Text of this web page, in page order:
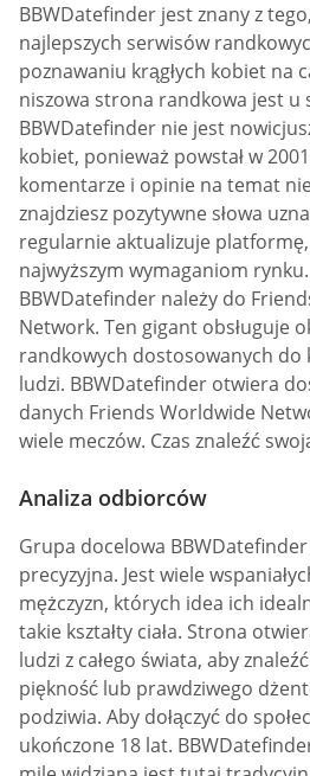
BBWDatefinder jest znany z
najlepszych serwisów
poznawaniu krągłych kobiet na
niszowa strona randkowa jest u
BBWDatefinder nie jest
kobiet, ponieważ powstał w
komentarze i opinie na temat
znajdziesz pozytywne słowa
regularnie aktualizuje
najwyższym wymaganiom
BBWDatefinder należy do
Network. Ten gigant obsługuje
randkowych dostosowanych
ludzi. BBWDatefinder otwiera
danych Friends Worldwide
wiele meczów. Czas znaleźć
Analiza odbiorców
Grupa docelowa
precyzyjna. Jest wiele
mężczyzn, których idea ich
takie kształty ciała. Strona
ludzi z całego świata, aby
piękność lub prawdziwego
podziwia. Aby dołączyć do
ukończone 18 lat.